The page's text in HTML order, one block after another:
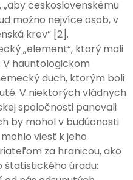
československému
možno nejvíce osob, v
krev” [2].
„element“, ktorý mali
hauntologickom
duch, ktorým boli
V niektorých vládnych
spoločnosti panovali
by mohol v budúcnosti
viesť k jeho
za hranicou, ako
úradu: